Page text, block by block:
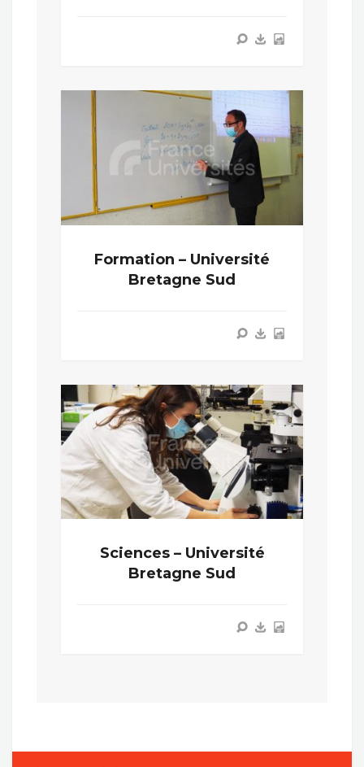
Formation – Université
Bretagne Sud
Sciences – Université
Bretagne Sud